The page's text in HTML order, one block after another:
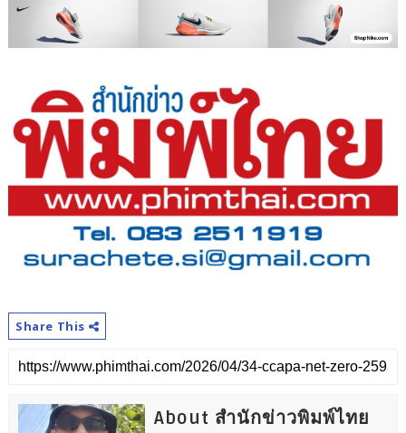
Share This
About สำนักข่าวพิมพ์ไทย